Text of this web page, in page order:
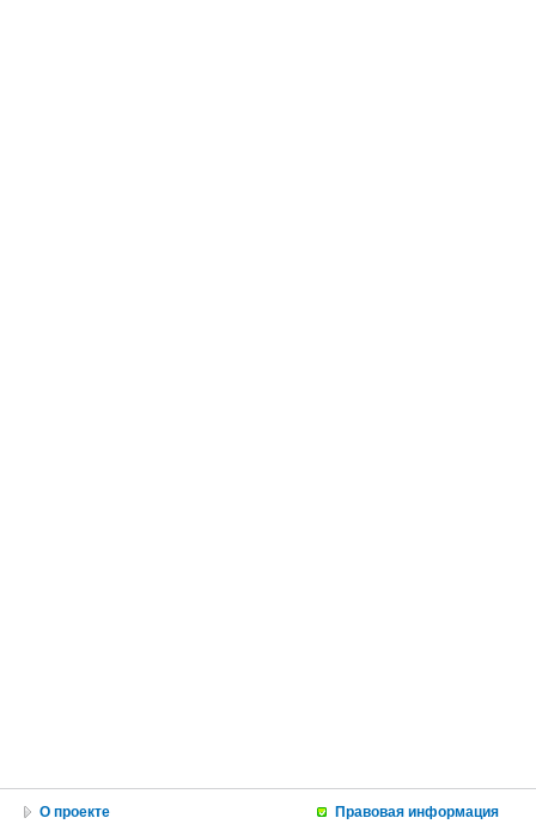
О проекте Правовая информация